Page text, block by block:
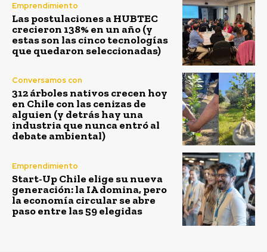
Emprendimiento
Las postulaciones a HUBTEC
crecieron 138% en un año (y
estas son las cinco tecnologías
que quedaron seleccionadas)
Conversamos con
312 árboles nativos crecen hoy
en Chile con las cenizas de
alguien (y detrás hay una
industria que nunca entró al
debate ambiental)
Emprendimiento
Start-Up Chile elige su nueva
generación: la IA domina, pero
la economía circular se abre
paso entre las 59 elegidas